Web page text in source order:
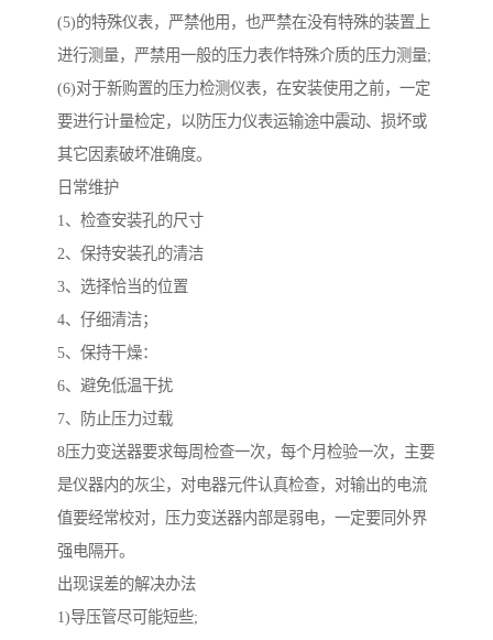
(5)的特殊仪表，严禁他用，也严禁在没有特殊的装置上
进行测量，严禁用一般的压力表作特殊介质的压力测量;
(6)对于新购置的压力检测仪表，在安装使用之前，一定
要进行计量检定，以防压力仪表运输途中震动、损坏或
其它因素破坏准确度。
日常维护
1、检查安装孔的尺寸
2、保持安装孔的清洁
3、选择恰当的位置
4、仔细清洁；
5、保持干燥：
6、避免低温干扰
7、防止压力过载
8压力变送器要求每周检查一次，每个月检验一次，主要
是仪器内的灰尘，对电器元件认真检查，对输出的电流
值要经常校对，压力变送器内部是弱电，一定要同外界
强电隔开。
出现误差的解决办法
1)导压管尽可能短些;